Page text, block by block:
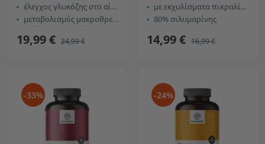
έλεγχος γλυκόζης στο αίμα
μεταβολισμός μακροθρεπτικών
19,99 € 24,99 €
με εκχυλίσματα πικραλίδας και δεσμόδιου
80% σιλυμαρίνης
14,99 € 16,99 €
-33% -24%